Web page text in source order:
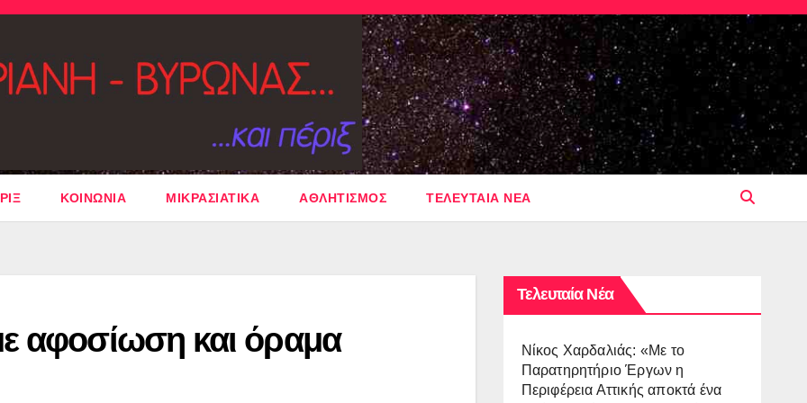
ΚΟΙΝΩΝΙΑ ΜΙΚΡΑΣΙΑΤΙΚΑ ΑΘΛΗΤΙΣΜΟΣ ΤΕΛΕΥΤΑΙΑ ΝΕΑ
αφοσίωση και όραμα
Τελευταία Νέα
Νίκος Χαρδαλιάς: «Με το
Παρατηρητήριο Έργων η
Περιφέρεια Αττικής αποκτά ένα